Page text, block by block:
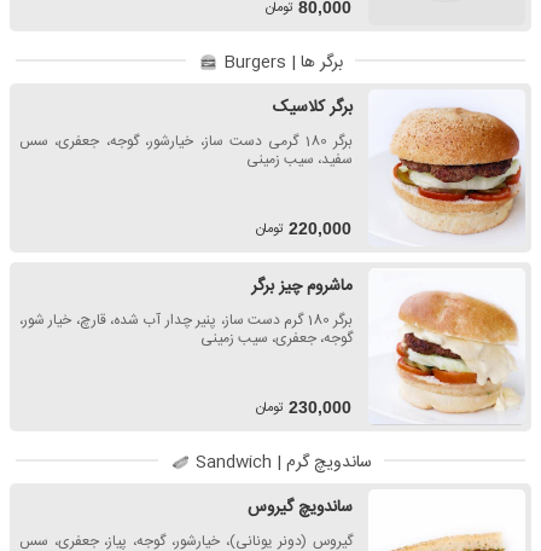
80,000 تومان
برگر ها | Burgers
برگر کلاسیک
برگر 180 گرمی دست ساز، خیارشور، گوجه، جعفری، سس
سفید، سیب زمینی
220,000 تومان
ماشروم چیز برگر
برگر 180 گرم دست ساز، پنیر چدار آب شده، قارچ، خیار شور،
گوجه، جعفری، سیب زمینی
230,000 تومان
ساندویچ گرم | Sandwich
ساندویچ گیروس
گیروس (دونر یونانی)، خیارشور، گوجه، پیاز، جعفری، سس